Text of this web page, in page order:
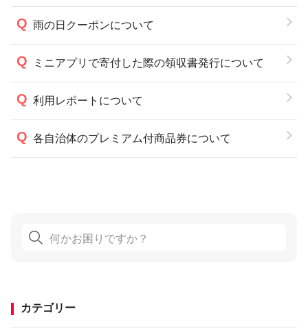
雨の日クーポンについて
ミニアプリで寄付した際の領収書発行について
利用レポートについて
各自治体のプレミアム付商品券について
カテゴリー